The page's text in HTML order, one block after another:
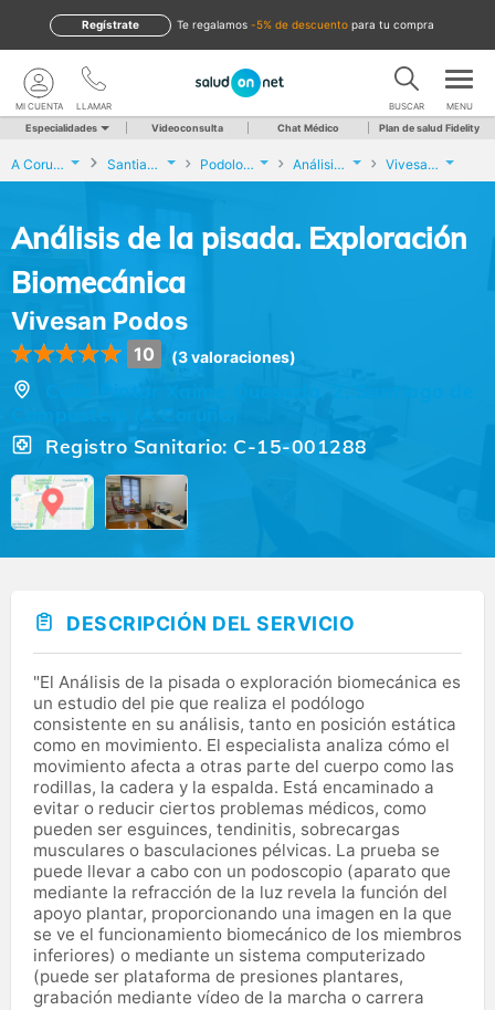
te regalamos -5% de descuento para tu compra
Regístrate
LLAMAR
MI CUENTA BUSCAR MENU
Especialidades Videoconsulta Chat Médico Plan de salud Fidelity
A Coruña Santiago de Compostela Podología Análisis de la pisada. Exploración Biomecánica Vivesan Podos
Análisis de la pisada. Exploración
Biomecánica
Vivesan Podos
10 (3 valoraciones)
Registro Sanitario: C-15-001288
DESCRIPCIÓN DEL SERVICIO
"El Análisis de la pisada o exploración biomecánica es
un estudio del pie que realiza el podólogo
consistente en su análisis, tanto en posición estática
como en movimiento. El especialista analiza cómo el
movimiento afecta a otras parte del cuerpo como las
rodillas, la cadera y la espalda. Está encaminado a
evitar o reducir ciertos problemas médicos, como
pueden ser esguinces, tendinitis, sobrecargas
musculares o basculaciones pélvicas. La prueba se
puede llevar a cabo con un podoscopio (aparato que
mediante la refracción de la luz revela la función del
apoyo plantar, proporcionando una imagen en la que
se ve el funcionamiento biomecánico de los miembros
inferiores) o mediante un sistema computerizado
(puede ser plataforma de presiones plantares,
grabación mediante vídeo de la marcha o carrera